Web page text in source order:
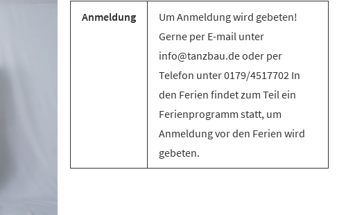
Anmeldung
Um Anmeldung wird gebeten!
Gerne per E-mail unter
info@tanzbau.de oder per
Telefon unter 0179/4517702 In
den Ferien findet zum Teil ein
Ferienprogramm statt, um
Anmeldung vor den Ferien wird
gebeten.